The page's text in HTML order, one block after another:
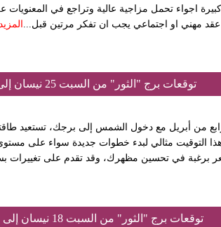
اجواء تحمل مزاجية عالية وتراجع في المعنويات
عقد مهني او اجتماعي يجب ان تفكر مرتين قبل...
توقعات برج "الثور" من السبت 25 نيسان إلى الجمعة 01 أيار 2026
من أبريل مع دخول الشمس إلى برجك، تستعيد
التوقيت مثالي لبدء خطوات جديدة سواء على مستوى
برغبة في تحسين مظهرك، وقد تقدم على تغييرات
توقعات برج "الثور" من السبت 18 نيسان إلى الجمعة 24 نيسان 2026